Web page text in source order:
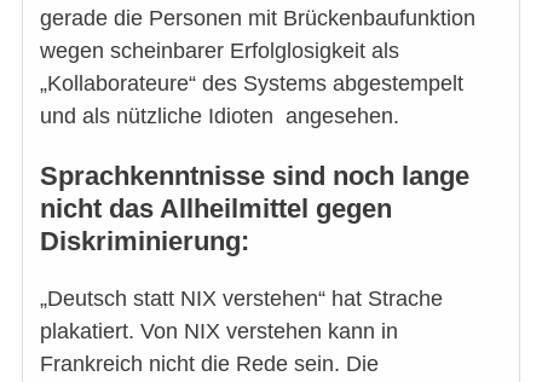
gerade die Personen mit Brückenbaufunktion
wegen scheinbarer Erfolglosigkeit als
„Kollaborateure“ des Systems abgestempelt
und als nützliche Idioten angesehen.
Sprachkenntnisse sind noch lange
nicht das Allheilmittel gegen
Diskriminierung:
„Deutsch statt NIX verstehen“ hat Strache
plakatiert. Von NIX verstehen kann in
Frankreich nicht die Rede sein. Die